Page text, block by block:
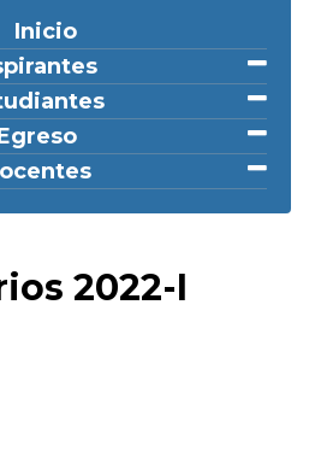
Inicio
2022-I